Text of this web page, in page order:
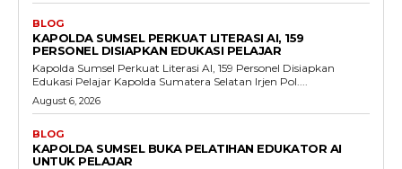
BLOG
KAPOLDA SUMSEL PERKUAT LITERASI AI, 159
PERSONEL DISIAPKAN EDUKASI PELAJAR
Kapolda Sumsel Perkuat Literasi AI, 159 Personel Disiapkan
Edukasi Pelajar Kapolda Sumatera Selatan Irjen Pol....
August 6, 2026
BLOG
KAPOLDA SUMSEL BUKA PELATIHAN EDUKATOR AI
UNTUK PELAJAR